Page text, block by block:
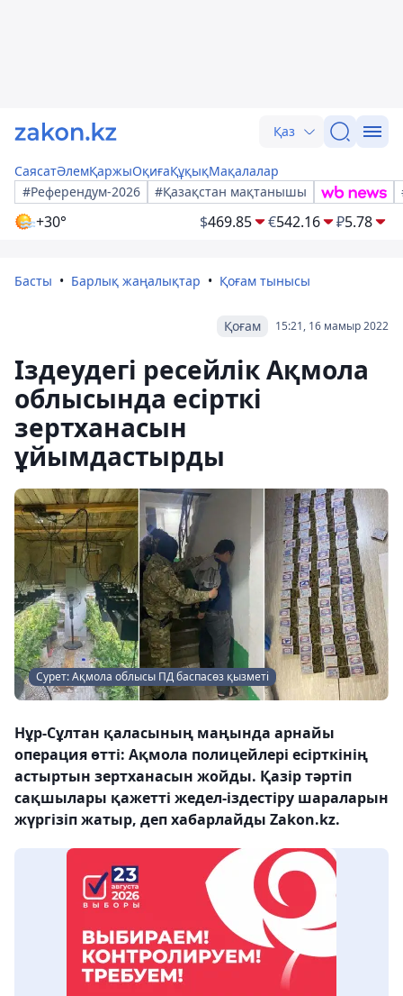
Қаз
СаясатӘлемҚаржыОқиғаҚұқықМақалалар
#Референдум-2026
#Қазақстан мақтанышы
+30° $469.85 €542.16 ₽5.78
Басты Барлық жаңалықтар Қоғам тынысы
15:21, 16 мамыр 2022
Қоғам
Іздеудегі ресейлік Ақмола
облысында есірткі
зертханасын
ұйымдастырды
Сурет: Ақмола облысы ПД баспасөз қызметі
Нұр-Сұлтан қаласының маңында арнайы
операция өтті: Ақмола полицейлері есірткінің
астыртын зертханасын жойды. Қазір тәртіп
сақшылары қажетті жедел-іздестіру шараларын
жүргізіп жатыр, деп хабарлайды Zakon.kz.